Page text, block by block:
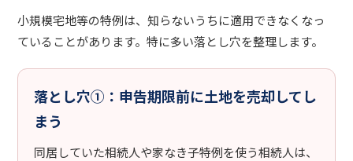
小規模宅地等の特例は、知らないうちに適用できなくなっ
ていることがあります。特に多い落とし穴を整理します。
落とし穴①：申告期限前に土地を売却してし
まう
同居していた相続人や家なき子特例を使う相続人は、